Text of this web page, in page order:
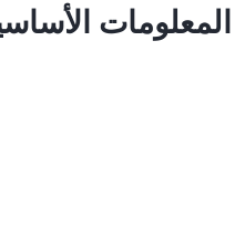
المعلومات